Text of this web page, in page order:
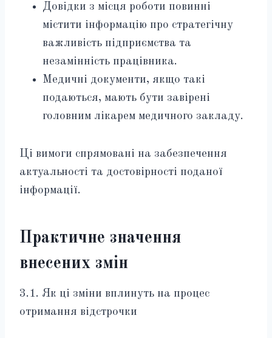
Довідки з місця роботи повинні
містити інформацію про стратегічну
важливість підприємства та
незамінність працівника.
Медичні документи, якщо такі
подаються, мають бути завірені
головним лікарем медичного закладу.
Ці вимоги спрямовані на забезпечення
актуальності та достовірності поданої
інформації.
Практичне значення
внесених змін
3.1. Як ці зміни вплинуть на процес
отримання відстрочки